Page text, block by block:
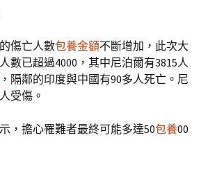
傷亡人數包養金額不斷增加，此次大
數已超過4000，其中尼泊爾有3815人
，隔鄰的印度與中國有90多人死亡。尼
受傷。
，擔心罹難者最終可能多達50包養00